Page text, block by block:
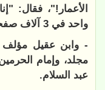
الأعمار!"، فقال:
واحد في 3 آلاف صفحة".
مجلد، وإمام
عبد السلام.